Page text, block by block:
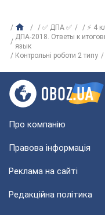
✅ ДПА ✅ ⚡ 4
ДПА-2018. Ответы к
язык
Контрольні роботи 2 типу
Про компанію
Правова інформація
Реклама на сайті
Редакційна політика